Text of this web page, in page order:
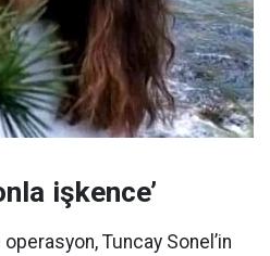
işkence’
operasyon, Tuncay Sonel’in